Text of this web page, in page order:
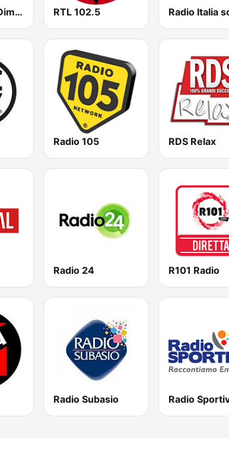
RDS - Radio Dimensione Suono RTL 102.5
Radio 105 RDS Relax
Radio 24 R101 Radio
Radio Subasio Radio